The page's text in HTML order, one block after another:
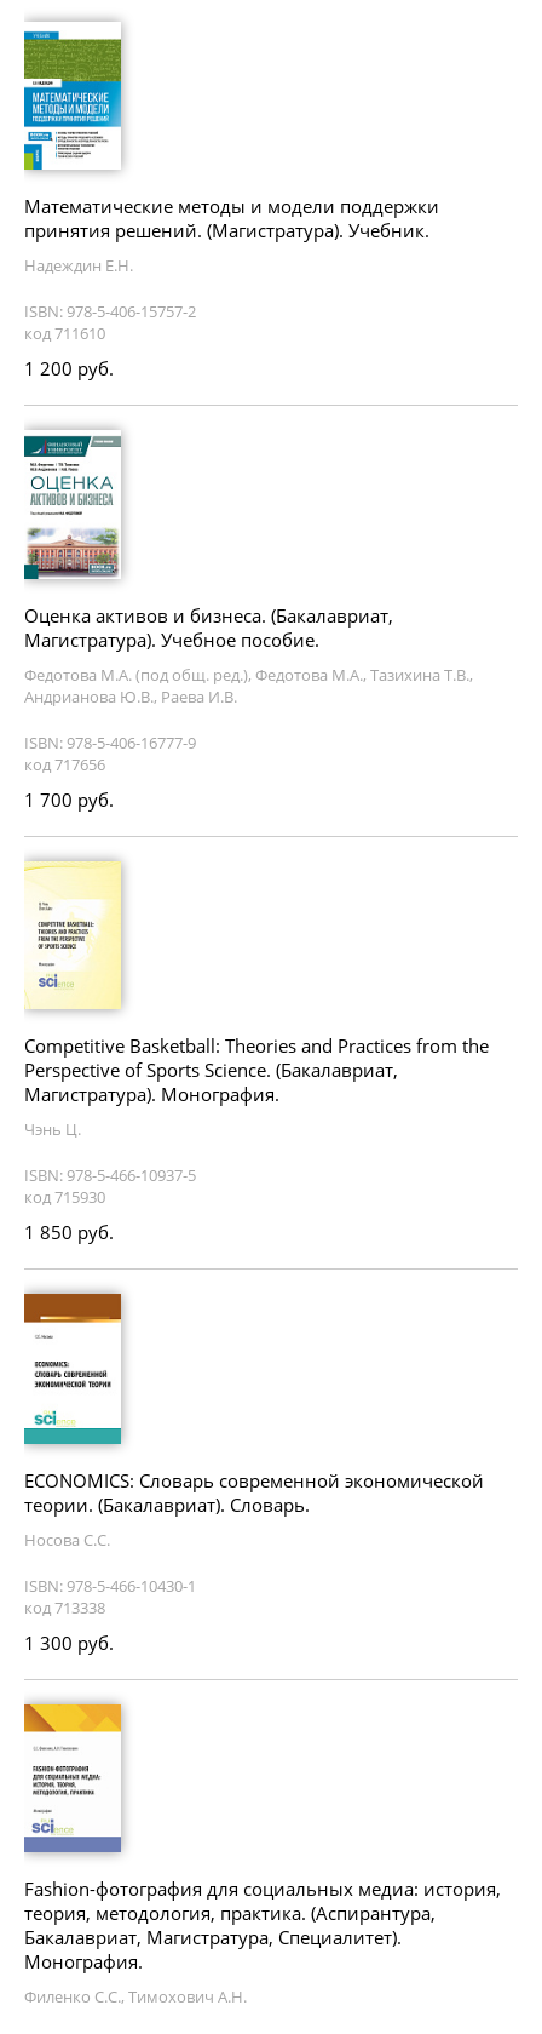
Математические методы и модели поддержки
принятия решений. (Магистратура). Учебник.
Надеждин Е.Н.
ISBN: 978-5-406-15757-2
код 711610
1 200 руб.
Оценка активов и бизнеса. (Бакалавриат,
Магистратура). Учебное пособие.
Федотова М.А. (под общ. ред.), Федотова М.А., Тазихина Т.В.,
Андрианова Ю.В., Раева И.В.
ISBN: 978-5-406-16777-9
код 717656
1 700 руб.
Competitive Basketball: Theories and Practices from the
Perspective of Sports Science. (Бакалавриат,
Магистратура). Монография.
Чэнь Ц.
ISBN: 978-5-466-10937-5
код 715930
1 850 руб.
ECONOMICS: Словарь современной экономической
теории. (Бакалавриат). Словарь.
Носова С.С.
ISBN: 978-5-466-10430-1
код 713338
1 300 руб.
Fashion-фотография для социальных медиа: история,
теория, методология, практика. (Аспирантура,
Бакалавриат, Магистратура, Специалитет).
Монография.
Филенко С.С., Тимохович А.Н.